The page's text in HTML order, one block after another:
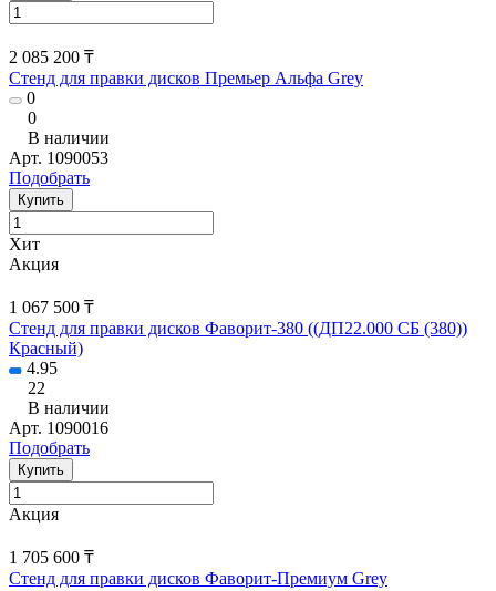
2 085 200 ₸
Стенд для правки дисков Премьер Альфа Grey
0
0
В наличии
Арт. 1090053
Подобрать
Купить
Хит
Акция
1 067 500 ₸
Стенд для правки дисков Фаворит-380 ((ДП22.000 СБ (380))
Красный)
4.95
22
В наличии
Арт. 1090016
Подобрать
Купить
Акция
1 705 600 ₸
Стенд для правки дисков Фаворит-Премиум Grey